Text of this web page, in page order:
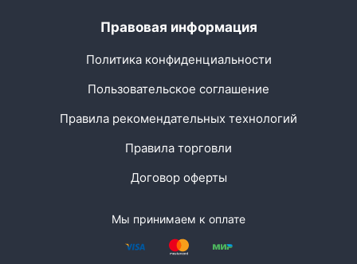
Правовая информация
Политика конфиденциальности
Пользовательское соглашение
Правила рекомендательных технологий
Правила торговли
Договор оферты
Мы принимаем к оплате